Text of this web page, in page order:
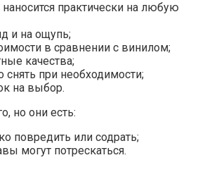
практически на любую
и на ощупь;
в сравнении с винилом;
качества;
снять при необходимости;
на выбор.
но они есть:
повредить или содрать;
могут потрескаться.